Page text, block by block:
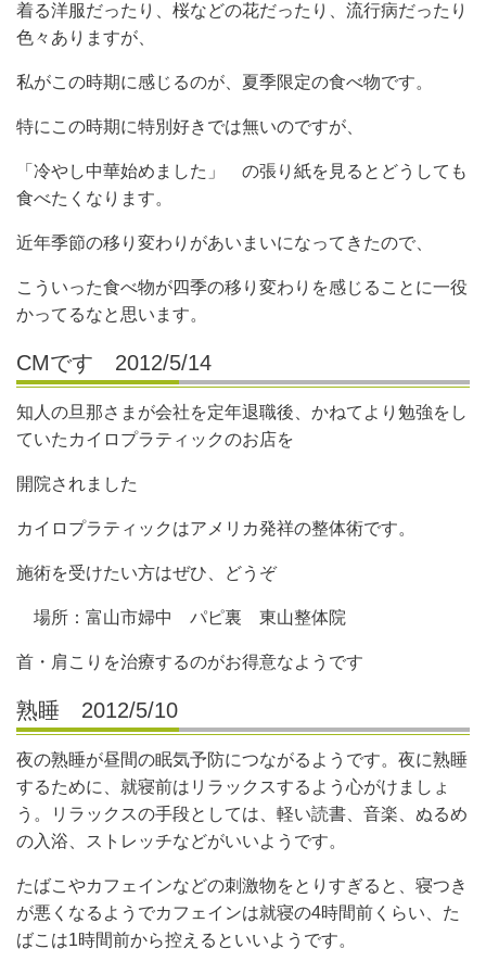
着る洋服だったり、桜などの花だったり、流行病だったり
色々ありますが、
私がこの時期に感じるのが、夏季限定の食べ物です。
特にこの時期に特別好きでは無いのですが、
「冷やし中華始めました」 の張り紙を見るとどうしても
食べたくなります。
近年季節の移り変わりがあいまいになってきたので、
こういった食べ物が四季の移り変わりを感じることに一役
かってるなと思います。
CMです 2012/5/14
知人の旦那さまが会社を定年退職後、かねてより勉強をし
ていたカイロプラティックのお店を
開院されました
カイロプラティックはアメリカ発祥の整体術です。
施術を受けたい方はぜひ、どうぞ
場所：富山市婦中 パピ裏 東山整体院
首・肩こりを治療するのがお得意なようです
熟睡 2012/5/10
夜の熟睡が昼間の眠気予防につながるようです。夜に熟睡
するために、就寝前はリラックスするよう心がけましょ
う。リラックスの手段としては、軽い読書、音楽、ぬるめ
の入浴、ストレッチなどがいいようです。
たばこやカフェインなどの刺激物をとりすぎると、寝つき
が悪くなるようでカフェインは就寝の4時間前くらい、た
ばこは1時間前から控えるといいようです。